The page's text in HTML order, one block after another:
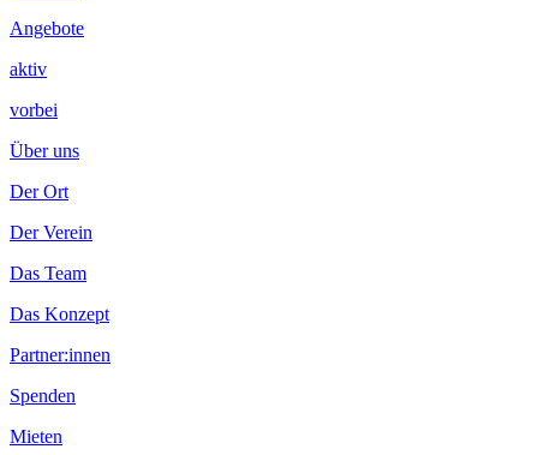
Angebote
aktiv
vorbei
Über uns
Der Ort
Der Verein
Das Team
Das Konzept
Partner:innen
Spenden
Mieten